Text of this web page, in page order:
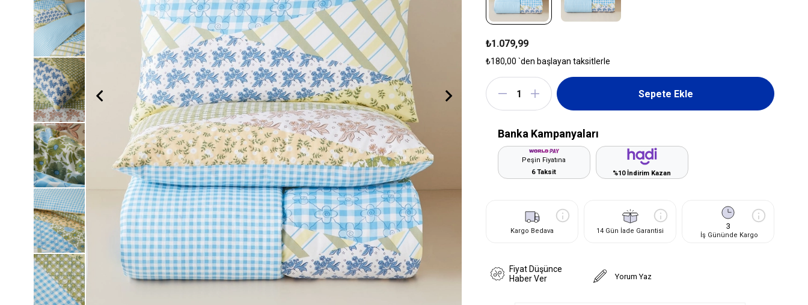
₺1.079,99
₺180,00 `den başlayan taksitlerle
Banka Kampanyaları
Peşin Fiyatına
6 Taksit
%10 İndirim Kazan
Kargo Bedava 14 Gün İade Garantisi 3
İş Gününde Kargo
Fiyat Düşünce
Haber Ver
Yorum Yaz